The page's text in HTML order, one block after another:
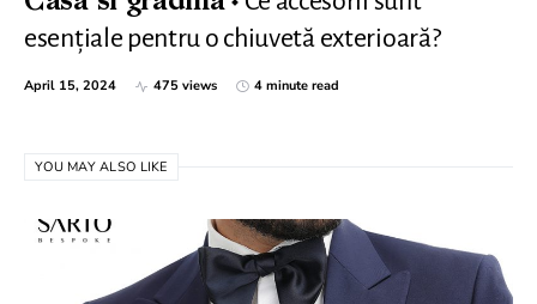
esențiale pentru o chiuvetă exterioară?
April 15, 2024 475 views 4 minute read
YOU MAY ALSO LIKE